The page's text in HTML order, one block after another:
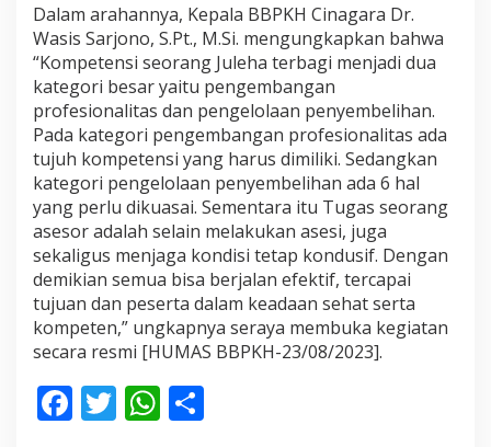
Dalam arahannya, Kepala BBPKH Cinagara Dr.
Wasis Sarjono, S.Pt., M.Si. mengungkapkan bahwa
“Kompetensi seorang Juleha terbagi menjadi dua
kategori besar yaitu pengembangan
profesionalitas dan pengelolaan penyembelihan.
Pada kategori pengembangan profesionalitas ada
tujuh kompetensi yang harus dimiliki. Sedangkan
kategori pengelolaan penyembelihan ada 6 hal
yang perlu dikuasai. Sementara itu Tugas seorang
asesor adalah selain melakukan asesi, juga
sekaligus menjaga kondisi tetap kondusif. Dengan
demikian semua bisa berjalan efektif, tercapai
tujuan dan peserta dalam keadaan sehat serta
kompeten,” ungkapnya seraya membuka kegiatan
secara resmi [HUMAS BBPKH-23/08/2023].
F T W